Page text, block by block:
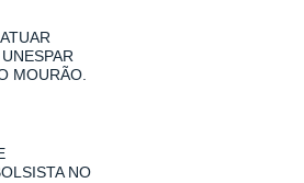
MOURÃO.
NO